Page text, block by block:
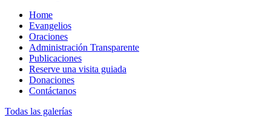
Home
Evangelios
Oraciones
Administración Transparente
Publicaciones
Reserve una visita guiada
Donaciones
Contáctanos
Todas las galerías